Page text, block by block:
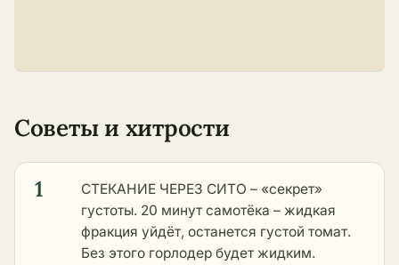
Советы и хитрости
1
СТЕКАНИЕ ЧЕРЕЗ СИТО – «секрет»
густоты. 20 минут самотёка – жидкая
фракция уйдёт, останется густой томат.
Без этого горлодер будет жидким.